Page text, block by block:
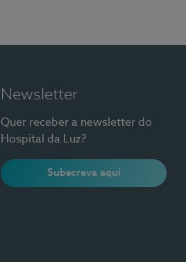
Newsletter
Quer receber a newsletter do
Hospital da Luz?
Subscreva aqui